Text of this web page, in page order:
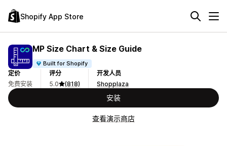
Shopify App Store
MP Size Chart & Size Guide
Built for Shopify
定价
免费安装
评分
5.0
(818)
开发人员
Shopplaza
安装
查看演示商店